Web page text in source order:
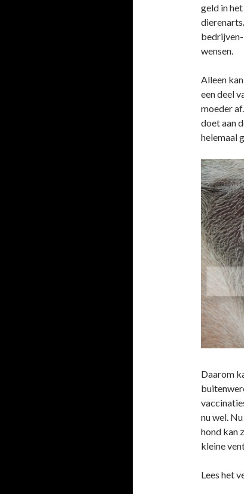
geld in
wensen.
Alleen
een deel
moeder
doet aan
helemaal
Daarom
nu wel.
hond kan
kleine
Lees het